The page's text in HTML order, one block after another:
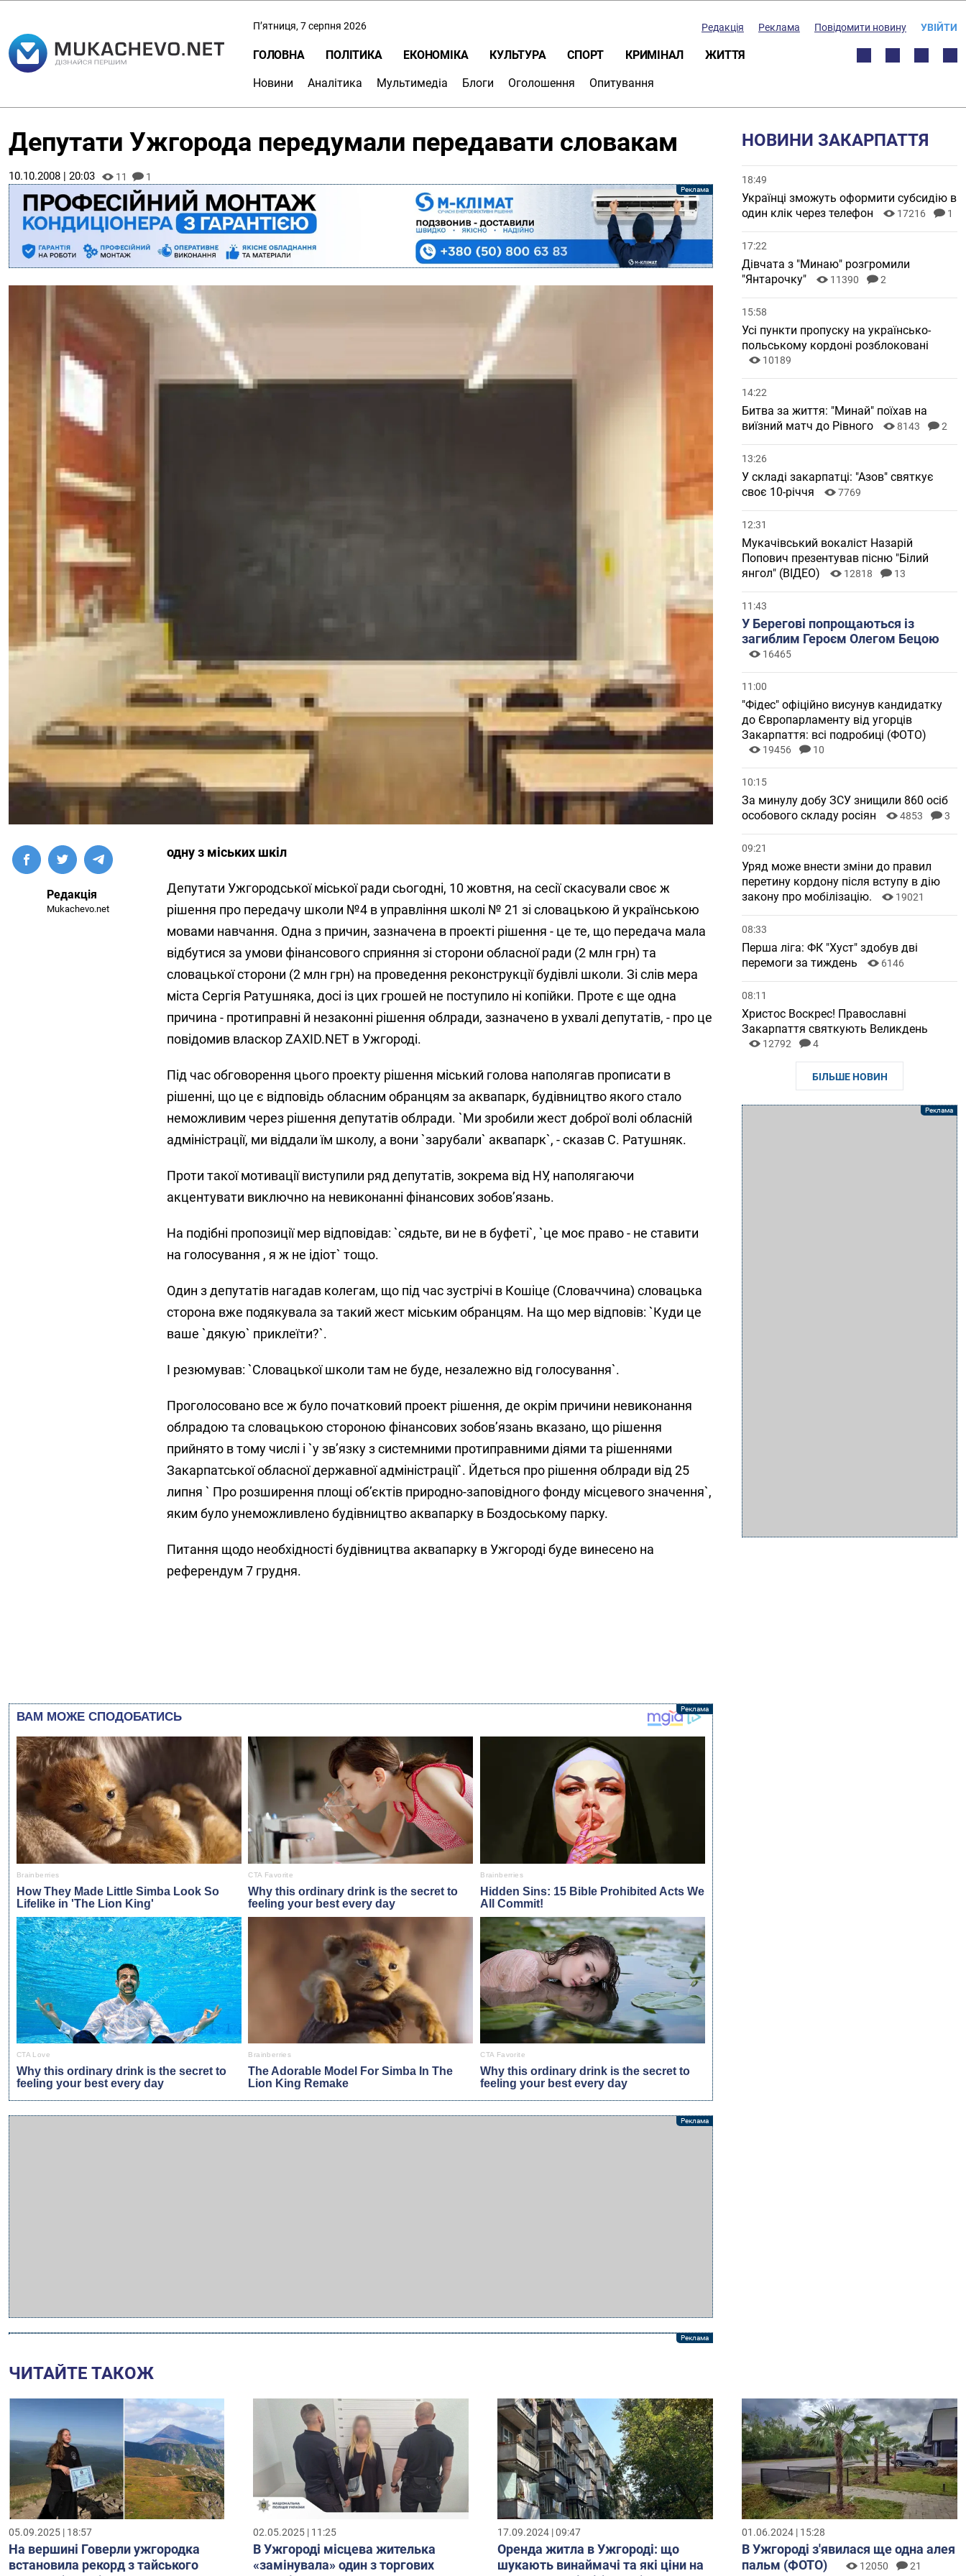
П’ятниця, 7 серпня 2026 Редакція Реклама Повідомити новину УВІЙТИ
ГОЛОВНА ПОЛІТИКА ЕКОНОМІКА КУЛЬТУРА СПОРТ КРИМІНАЛ ЖИТТЯ
Новини Аналітика Мультимедіа Блоги Оголошення Опитування
Депутати Ужгорода передумали передавати словакам
10.10.2008 | 20:03 11 1
Редакція
Mukachevo.net
одну з міських шкіл
Депутати Ужгородської міської ради сьогодні, 10 жовтня, на сесії скасували своє ж
рішення про передачу школи №4 в управління школі № 21 зі словацькою й українською
мовами навчання. Одна з причин, зазначена в проекті рішення - це те, що передача мала
відбутися за умови фінансового сприяння зі сторони обласної ради (2 млн грн) та
словацької сторони (2 млн грн) на проведення реконструкції будівлі школи. Зі слів мера
міста Сергія Ратушняка, досі із цих грошей не поступило ні копійки. Проте є ще одна
причина - протиправні й незаконні рішення облради, зазначено в ухвалі депутатів, - про це
повідомив власкор ZAXID.NET в Ужгороді.
Під час обговорення цього проекту рішення міський голова наполягав прописати в
рішенні, що це є відповідь обласним обранцям за аквапарк, будівництво якого стало
неможливим через рішення депутатів облради. `Ми зробили жест доброї волі обласній
адміністрації, ми віддали їм школу, а вони `зарубали` аквапарк`, - сказав С. Ратушняк.
Проти такої мотивації виступили ряд депутатів, зокрема від НУ, наполягаючи
акцентувати виключно на невиконанні фінансових зобов’язань.
На подібні пропозиції мер відповідав: `сядьте, ви не в буфеті`, `це моє право - не ставити
на голосування , я ж не ідіот` тощо.
Один з депутатів нагадав колегам, що під час зустрічі в Кошіце (Словаччина) словацька
сторона вже подякувала за такий жест міським обранцям. На що мер відповів: `Куди це
ваше `дякую` приклеїти?`.
І резюмував: `Словацької школи там не буде, незалежно від голосування`.
Проголосовано все ж було початковий проект рішення, де окрім причини невиконання
облрадою та словацькою стороною фінансових зобов’язань вказано, що рішення
прийнято в тому числі і `у зв’язку з системними протиправними діями та рішеннями
Закарпатської обласної державної адміністрації`. Йдеться про рішення облради від 25
липня ` Про розширення площі об’єктів природно-заповідного фонду місцевого значення`,
яким було унеможливлено будівництво аквапарку в Боздоському парку.
Питання щодо необхідності будівництва аквапарку в Ужгороді буде винесено на
референдум 7 грудня.
НОВИНИ ЗАКАРПАТТЯ
18:49
Українці зможуть оформити субсидію в
один клік через телефон
17216 1
17:22
Дівчата з "Минаю" розгромили
"Янтарочку"
11390 2
15:58
Усі пункти пропуску на українсько-
польському кордоні розблоковані
10189
14:22
Битва за життя: "Минай" поїхав на
виїзний матч до Рівного
8143 2
13:26
У складі закарпатці: "Азов" святкує
своє 10-річчя
7769
12:31
Мукачівський вокаліст Назарій
Попович презентував пісню "Білий
янгол" (ВІДЕО)
12818 13
11:43
У Берегові попрощаються із
загиблим Героєм Олегом Бецою
16465
11:00
"Фідес" офіційно висунув кандидатку
до Європарламенту від угорців
Закарпаття: всі подробиці (ФОТО)
19456 10
10:15
За минулу добу ЗСУ знищили 860 осіб
особового складу росіян
4853 3
09:21
Уряд може внести зміни до правил
перетину кордону після вступу в дію
закону про мобілізацію.
19021
08:33
Перша ліга: ФК "Хуст" здобув дві
перемоги за тиждень
6146
08:11
Христос Воскрес! Православні
Закарпаття святкують Великдень
12792 4
БІЛЬШЕ НОВИН
ЧИТАЙТЕ ТАКОЖ
05.09.2025 | 18:57
На вершині Говерли ужгородка
встановила рекорд з тайського
02.05.2025 | 11:25
В Ужгороді місцева жителька
«замінувала» один з торгових
17.09.2024 | 09:47
Оренда житла в Ужгороді: що
шукають винаймачі та які ціни на
01.06.2024 | 15:28
В Ужгороді з'явилася ще одна алея
пальм (ФОТО)
12050 21